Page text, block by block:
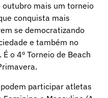
mais um torneio
conquista mais
se democratizando
e também no
o 4º Torneio de Beach
participar atletas